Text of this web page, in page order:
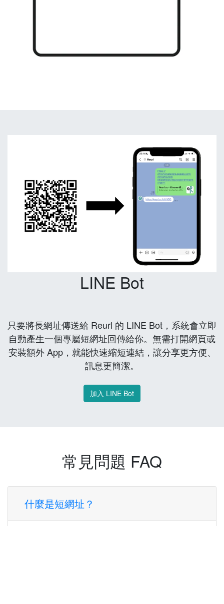
LINE Bot
只要將長網址傳送給 Reurl 的 LINE Bot，系統會立即
自動產生一個專屬短網址回傳給你。無需打開網頁或
安裝額外 App，就能快速縮短連結，讓分享更方便、
訊息更簡潔。
加入 LINE Bot
常見問題 FAQ
什麼是短網址？